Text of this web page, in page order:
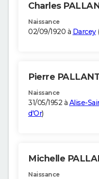
Charles
Naissance
02/09/1920 à Darcey
Pierre
Naissance
31/05/1952 à Alise-
d'Or)
Michelle
Naissance